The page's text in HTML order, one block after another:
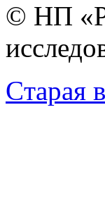
© НП
Cтарая